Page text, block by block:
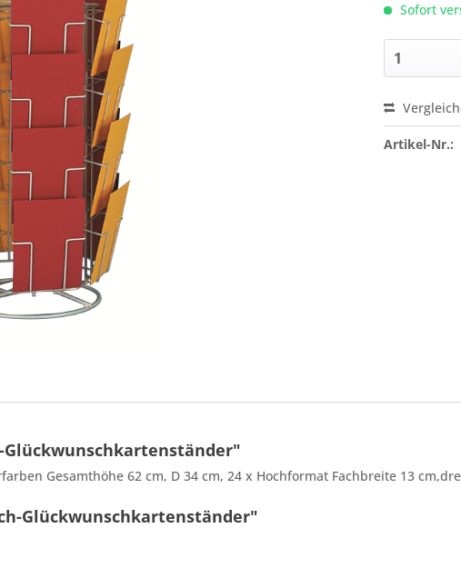
Sofort
Preis
Artikel-Nr.:
Gesamthöhe 62 cm, D 34 cm, 24 x Hochformat Fachbreite 13
Glückwunschkartenständer"